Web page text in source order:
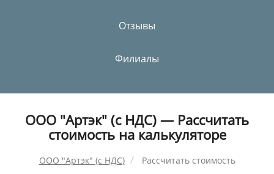
Отзывы
Филиалы
ООО "Артэк" (с НДС) — Рассчитать
стоимость на калькуляторе
ООО "Артэк" (с НДС) Рассчитать стоимость